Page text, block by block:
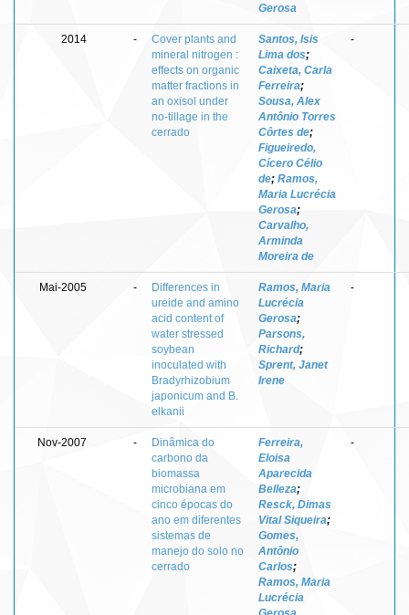
Gerosa
2014 -
Cover plants and
mineral nitrogen :
effects on organic
matter fractions in
an oxisol under
no-tillage in the
cerrado
Santos, Isis
Lima dos;
Caixeta, Carla
Ferreira;
Sousa, Alex
Antônio Torres
Côrtes de;
Figueiredo,
Cícero Célio
de; Ramos,
Maria Lucrécia
Gerosa;
Carvalho,
Arminda
Moreira de
-
Mai-2005 -
Differences in
ureide and amino
acid content of
water stressed
soybean
inoculated with
Bradyrhizobium
japonicum and B.
elkanii
Ramos, Maria
Lucrécia
Gerosa;
Parsons,
Richard;
Sprent, Janet
Irene
-
Nov-2007 -
Dinâmica do
carbono da
biomassa
microbiana em
cinco épocas do
ano em diferentes
sistemas de
manejo do solo no
cerrado
Ferreira,
Eloisa
Aparecida
Belleza;
Resck, Dimas
Vital Siqueira;
Gomes,
Antônio
Carlos;
Ramos, Maria
Lucrécia
-